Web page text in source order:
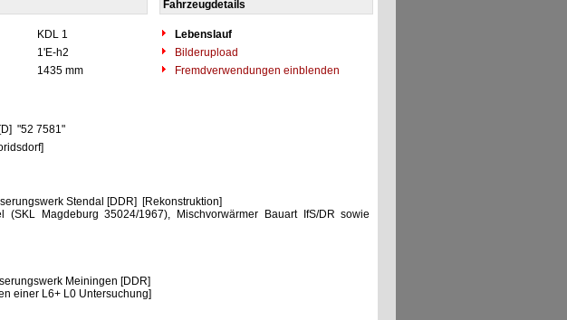
Fahrzeugdetails
KDL 1
Lebenslauf
1'E-h2
Bilderupload
1435 mm Fremdverwendungen einblenden
"52 7581"
Stendal [DDR] [Rekonstruktion]
(SKL Magdeburg 35024/1967), Mischvorwärmer Bauart IfS/DR sowie
Meiningen [DDR]
einer L6+ L0 Untersuchung]